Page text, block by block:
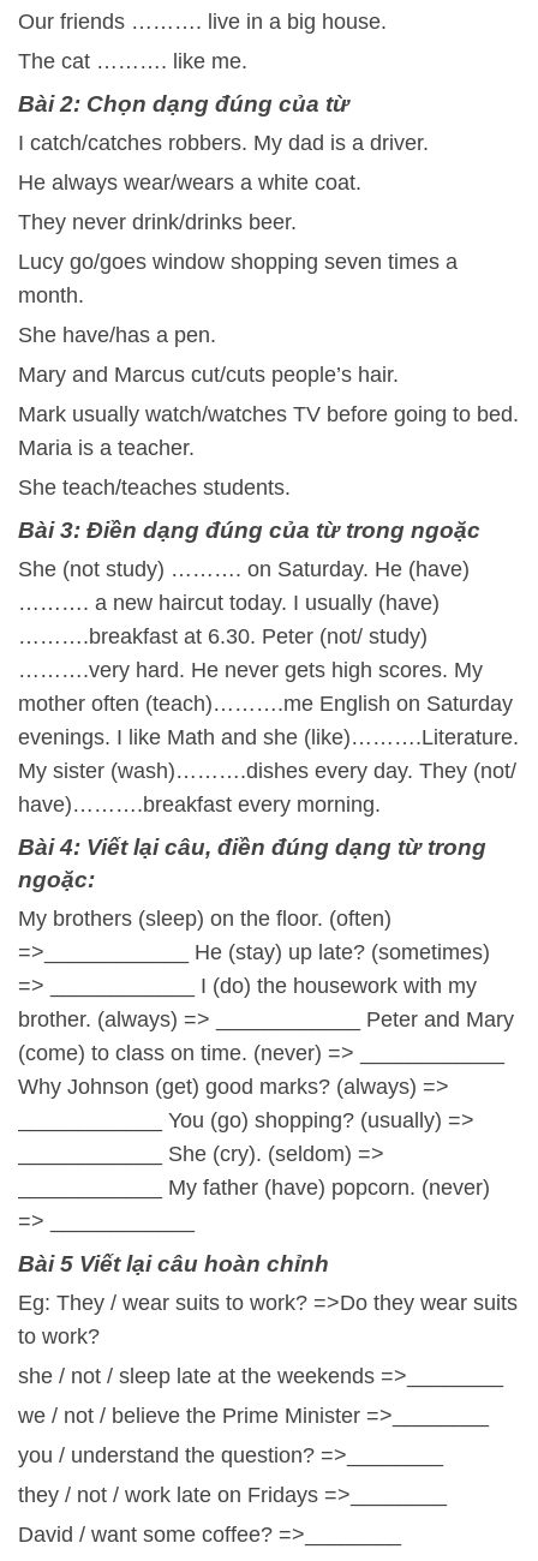
Our friends ………. live in a big house.
The cat ………. like me.
Bài 2: Chọn dạng đúng của từ
I catch/catches robbers. My dad is a driver.
He always wear/wears a white coat.
They never drink/drinks beer.
Lucy go/goes window shopping seven times a
month.
She have/has a pen.
Mary and Marcus cut/cuts people’s hair.
Mark usually watch/watches TV before going to bed.
Maria is a teacher.
She teach/teaches students.
Bài 3: Điền dạng đúng của từ trong ngoặc
She (not study) ………. on Saturday. He (have)
………. a new haircut today. I usually (have)
……….breakfast at 6.30. Peter (not/ study)
……….very hard. He never gets high scores. My
mother often (teach)……….me English on Saturday
evenings. I like Math and she (like)……….Literature.
My sister (wash)……….dishes every day. They (not/
have)……….breakfast every morning.
Bài 4: Viết lại câu, điền đúng dạng từ trong
ngoặc:
My brothers (sleep) on the floor. (often)
=>____________ He (stay) up late? (sometimes)
=> ____________ I (do) the housework with my
brother. (always) => ____________ Peter and Mary
(come) to class on time. (never) => ____________
Why Johnson (get) good marks? (always) =>
____________ You (go) shopping? (usually) =>
____________ She (cry). (seldom) =>
____________ My father (have) popcorn. (never)
=> ____________
Bài 5 Viết lại câu hoàn chỉnh
Eg: They / wear suits to work? =>Do they wear suits
to work?
she / not / sleep late at the weekends =>________
we / not / believe the Prime Minister =>________
you / understand the question? =>________
they / not / work late on Fridays =>________
David / want some coffee? =>________